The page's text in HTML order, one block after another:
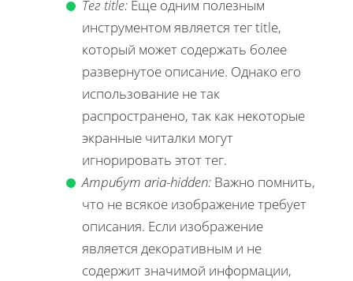
Тег title: Еще одним полезным
инструментом является тег title,
который может содержать более
развернутое описание. Однако его
использование не так
распространено, так как некоторые
экранные читалки могут
игнорировать этот тег.
Атрибут aria-hidden: Важно помнить,
что не всякое изображение требует
описания. Если изображение
является декоративным и не
содержит значимой информации,